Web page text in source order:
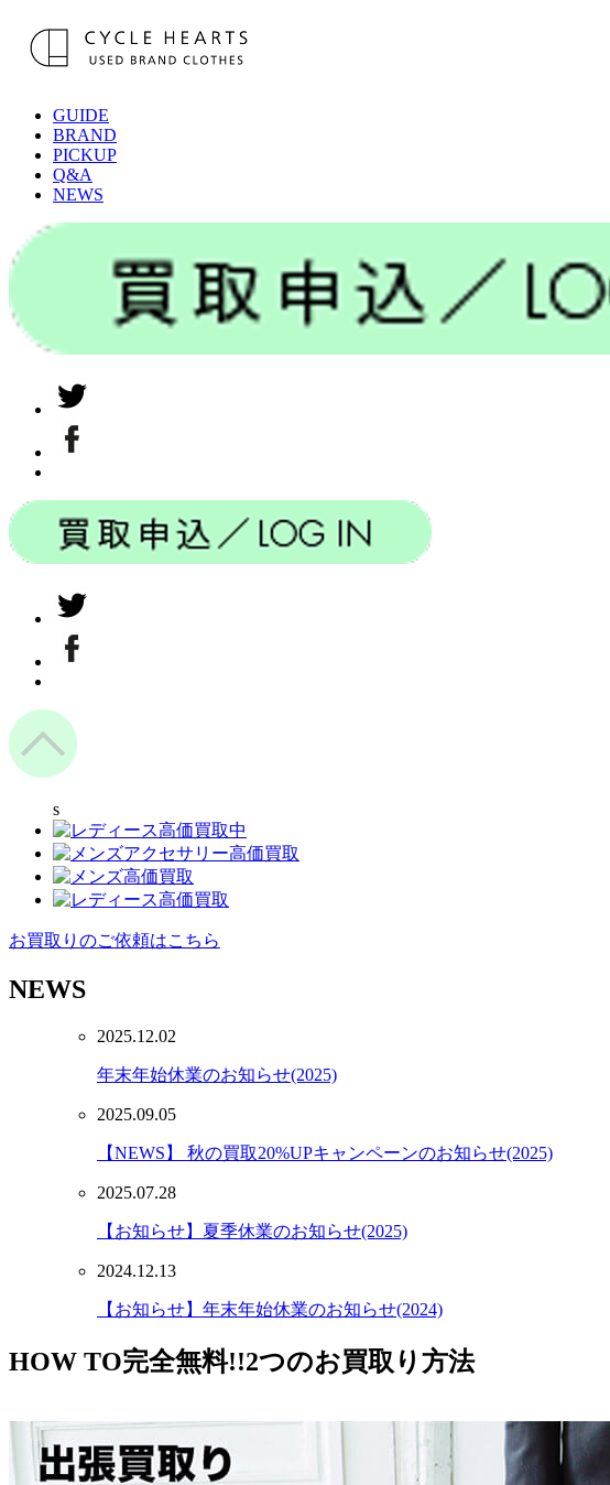
GUIDE
BRAND
PICKUP
Q&A
NEWS
s
お買取りのご依頼はこちら
NEWS
2025.12.02
年末年始休業のお知らせ(2025)
2025.09.05
【NEWS】 秋の買取20%UPキャンペーンのお知らせ(2025)
2025.07.28
【お知らせ】夏季休業のお知らせ(2025)
2024.12.13
【お知らせ】年末年始休業のお知らせ(2024)
HOW TO完全無料!!2つのお買取り方法